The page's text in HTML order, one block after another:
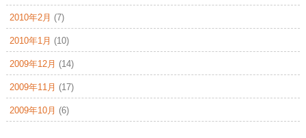
2010年2月 (7)
2010年1月 (10)
2009年12月 (14)
2009年11月 (17)
2009年10月 (6)